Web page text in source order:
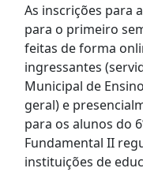
As inscrições para
para o primeiro
feitas de forma
ingressantes
Municipal de
geral) e
para os alunos do
Fundamental II
instituições de